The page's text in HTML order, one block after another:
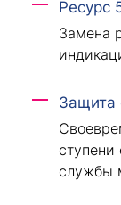
Ресурс
Замена
Защита
ступени
службы